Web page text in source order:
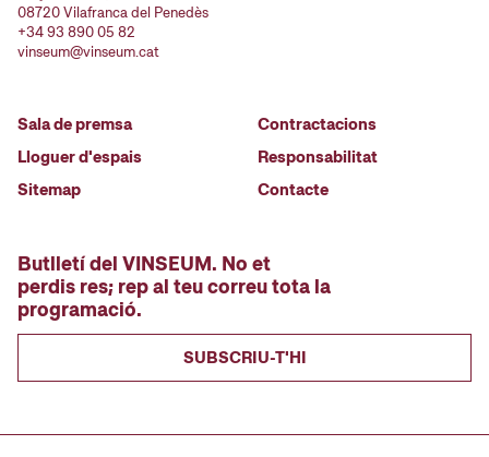
08720 Vilafranca del Penedès
+34 93 890 05 82
vinseum@vinseum.cat
Sala de premsa
Lloguer d'espais
Sitemap
Contractacions
Responsabilitat
Contacte
Butlletí del VINSEUM. No et
perdis res; rep al teu correu tota la
programació.
SUBSCRIU-T'HI